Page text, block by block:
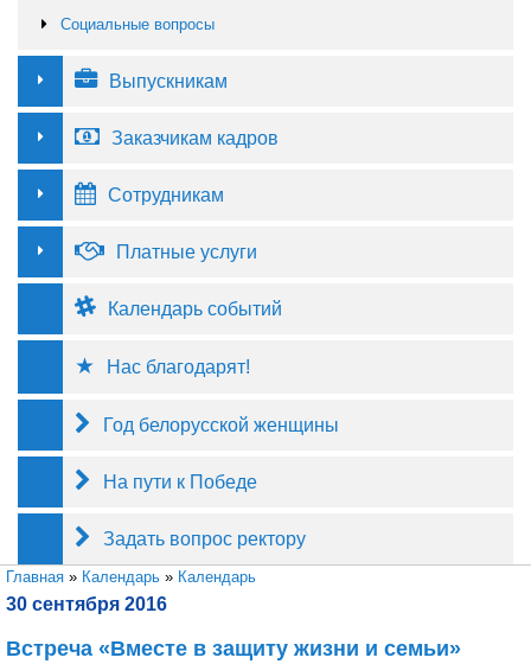
Социальные вопросы
Выпускникам
Заказчикам кадров
Сотрудникам
Платные услуги
Календарь событий
Нас благодарят!
Год белорусской женщины
На пути к Победе
Задать вопрос ректору
Вы здесь
Главная » Календарь » Календарь
30 сентября 2016
Встреча «Вместе в защиту жизни и семьи»